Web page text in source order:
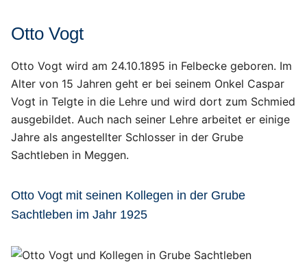
Otto Vogt
Otto Vogt wird am 24.10.1895 in Felbecke geboren. Im
Alter von 15 Jahren geht er bei seinem Onkel Caspar
Vogt in Telgte in die Lehre und wird dort zum Schmied
ausgebildet. Auch nach seiner Lehre arbeitet er einige
Jahre als angestellter Schlosser in der Grube
Sachtleben in Meggen.
Otto Vogt mit seinen Kollegen in der Grube
Sachtleben im Jahr 1925